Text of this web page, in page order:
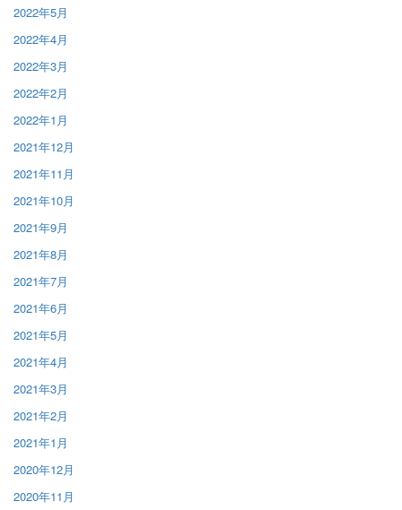
2022年5月
2022年4月
2022年3月
2022年2月
2022年1月
2021年12月
2021年11月
2021年10月
2021年9月
2021年8月
2021年7月
2021年6月
2021年5月
2021年4月
2021年3月
2021年2月
2021年1月
2020年12月
2020年11月